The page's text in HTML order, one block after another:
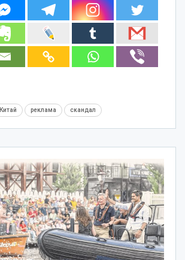
Китай реклама скандал